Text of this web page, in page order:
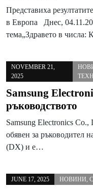
Представиха
в Европа Днес,
тема„Здравето в числа:
NOVEMBER 21,
2025
Samsung
ръководството
Samsung Electronics
обявен за ръководител
(DX) и е…
JUNE 17, 2025 НОВИНИ